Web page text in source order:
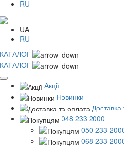
RU
UA
RU
КАТАЛОГ
КАТАЛОГ
Акції
Новинки
Доставка
048 233 2000
050-233-
068-233-